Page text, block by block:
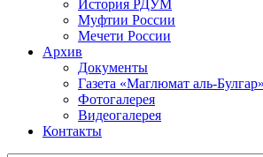
История РДУМ
Муфтии России
Мечети России
Архив
Документы
Газета «Маглюмат аль-Булгар»
Фотогалерея
Видеогалерея
Контакты